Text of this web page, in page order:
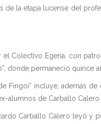
de la etapa lucense del
el Colectivo Egeria, con
donde permaneció quince
Fingoi” incluye, además
alumnos de Carballo
Carballo Calero leyó y